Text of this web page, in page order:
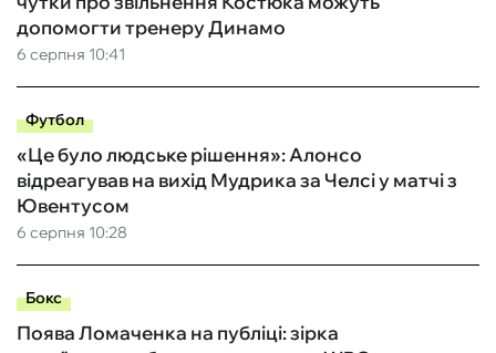
6 серпня 10:41
допомогти тренеру Динамо
Футбол
6 серпня 10:28
«Це було людське рішення»: Алонсо
відреагував на вихід Мудрика за Челсі у матчі з
Ювентусом
Бокс
Поява Ломаченка на публіці: зірка